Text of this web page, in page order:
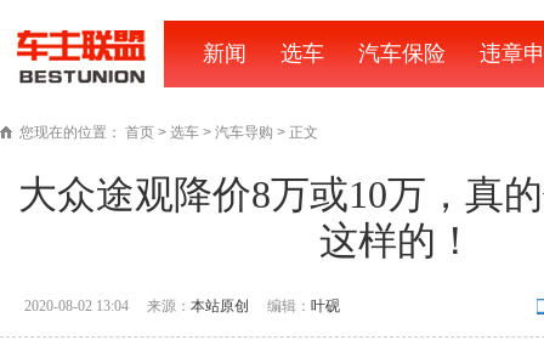
页
新闻 选车 汽车保险 违章
您现在的位置： 首页 > 选车 > 汽车导购 > 正文
大众途观降价8万或10万，真
这样的！
2020-08-02 13:04 来源： 本站原创 编辑： 叶砚